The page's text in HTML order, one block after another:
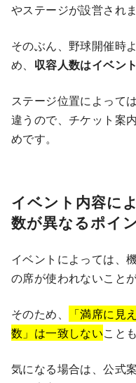
やステージが設営されま
そのぶん、野球開催時
め、 収容人数はイベン
ステージ位置によって
違うので、チケット案
めです。
イベント内容に
数が異なるポイ
イベントによっては、
の席が使われないこと
そのため、
「満席に見
数」は一致しないこと
気になる場合は、公式